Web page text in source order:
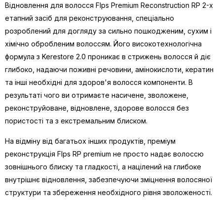
Відновлення для волосся Flps Premium Reconstruction RP 2-х
етапний засіб для реконструювання, спеціально
розроблений для догляду за сильно пошкодженим, сухим і
хімічно обробленим волоссям. Його високотехнологічна
формула з Kerestore 2.0 проникає в стрижень волосся й діє
глибоко, надаючи поживні речовини, амінокислоти, кератин
та інші необхідні для здоров'я волосся компоненти. В
результаті чого ви отримаєте насичене, зволожене,
реконструйоване, відновлене, здорове волосся без
пористості та з екстремальним блиском.
На відміну від багатьох інших продуктів, преміум
реконструкція Flps RP premium не просто надає волоссю
зовнішнього блиску та гладкості, а націлений на глибоке
внутрішнє відновлення, забезпечуючи зміцнення волосяної
структури та збереження необхідного рівня зволоженості.